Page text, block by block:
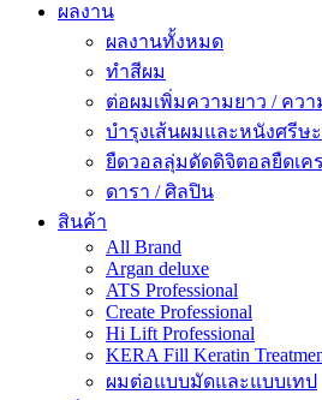
ผลงาน
ผลงานทั้งหมด
ทำสีผม
ต่อผมเพิ่มความยาว / คว
บำรุงเส้นผมและหนังศรีษะ
ยืดวอลลุ่มดัดดิจิตอลยืดเค
ดารา / ศิลปิน
สินค้า
All Brand
Argan deluxe
ATS Professional
Create Professional
Hi Lift Professional
KERA Fill Keratin
ผมต่อแบบมัดและแบบเทป